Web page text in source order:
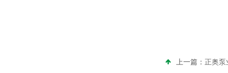
上一篇： 正奥泵